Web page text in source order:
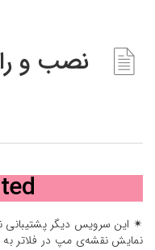
نصب و
✴ این سرویس دیگر پشتیبانی
نمایش نقشه‌ی مپ در فلاتر به